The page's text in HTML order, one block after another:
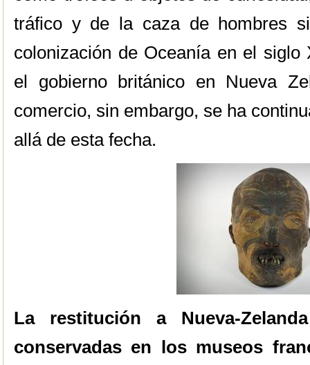
tráfico y de la caza de hombres
colonización de Oceanía en el siglo
el gobierno británico en Nueva
comercio, sin embargo, se ha
allá de esta fecha.
La restitución a Nueva-
conservadas en los museos